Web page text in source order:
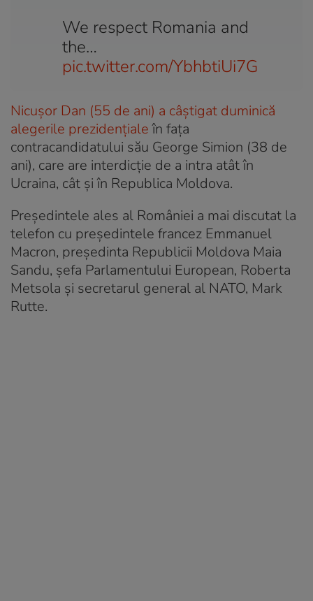
We respect Romania and
the…
pic.twitter.com/YbhbtiUi7G
Nicușor Dan (55 de ani) a câștigat duminică
alegerile prezidențialeîn fața
contracandidatului său George Simion (38 de
ani), care are interdicție de a intra atât în
Ucraina, cât și în Republica Moldova.
Președintele ales al României a mai discutat la
telefon cu președintele francez Emmanuel
Macron, președinta Republicii Moldova Maia
Sandu, șefa Parlamentului European, Roberta
Metsola și secretarul general al NATO, Mark
Rutte.